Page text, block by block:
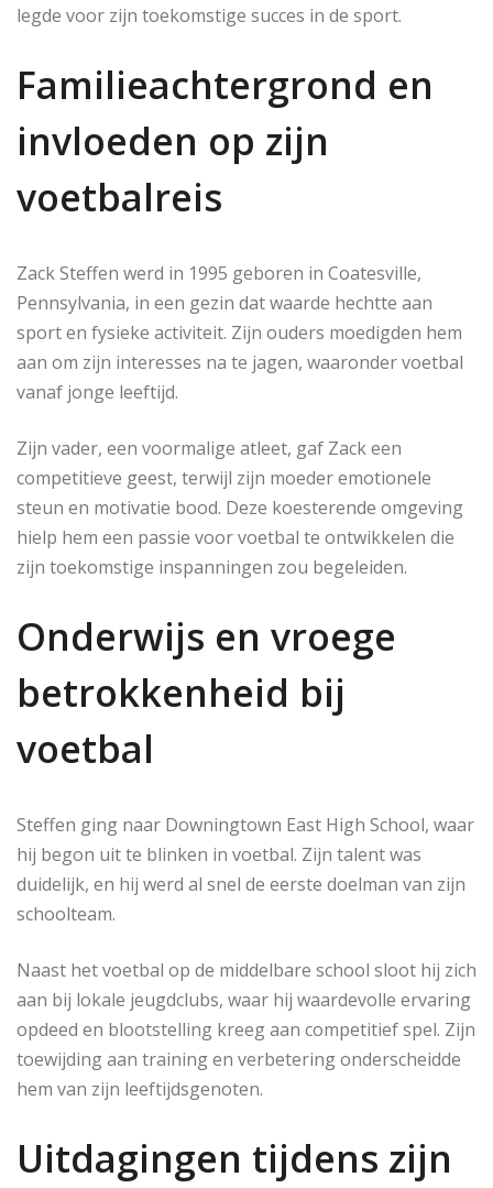
legde voor zijn toekomstige succes in de sport.
Familieachtergrond en
invloeden op zijn
voetbalreis
Zack Steffen werd in 1995 geboren in Coatesville,
Pennsylvania, in een gezin dat waarde hechtte aan
sport en fysieke activiteit. Zijn ouders moedigden hem
aan om zijn interesses na te jagen, waaronder voetbal
vanaf jonge leeftijd.
Zijn vader, een voormalige atleet, gaf Zack een
competitieve geest, terwijl zijn moeder emotionele
steun en motivatie bood. Deze koesterende omgeving
hielp hem een passie voor voetbal te ontwikkelen die
zijn toekomstige inspanningen zou begeleiden.
Onderwijs en vroege
betrokkenheid bij
voetbal
Steffen ging naar Downingtown East High School, waar
hij begon uit te blinken in voetbal. Zijn talent was
duidelijk, en hij werd al snel de eerste doelman van zijn
schoolteam.
Naast het voetbal op de middelbare school sloot hij zich
aan bij lokale jeugdclubs, waar hij waardevolle ervaring
opdeed en blootstelling kreeg aan competitief spel. Zijn
toewijding aan training en verbetering onderscheidde
hem van zijn leeftijdsgenoten.
Uitdagingen tijdens zijn